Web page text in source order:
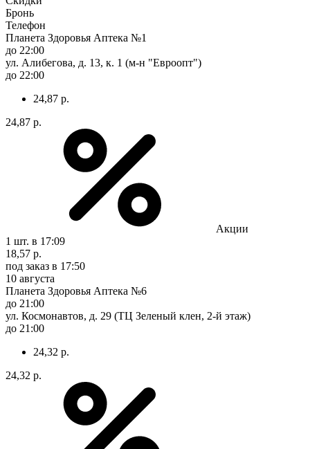
Бронь
Телефон
Планета Здоровья Аптека №1
до 22:00
ул. Алибегова, д. 13, к. 1 (м-н "Евроопт")
до 22:00
24,87 р.
24,87 р.
Акции
1 шт. в 17:09
18,57 р.
под заказ в 17:50
10 августа
Планета Здоровья Аптека №6
до 21:00
ул. Космонавтов, д. 29 (ТЦ Зеленый клен, 2-й этаж)
до 21:00
24,32 р.
24,32 р.